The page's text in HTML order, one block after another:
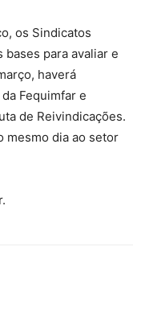
os Sindicatos
para avaliar e
haverá
Fequimfar e
de Reivindicações.
mesmo dia ao setor